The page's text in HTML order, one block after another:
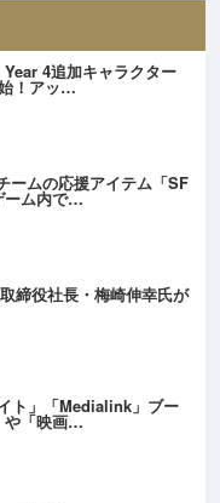
Year 4追加キャラクター
！アッ…
ームの応援アイテム「SF
ーム内で…
締役社長・梅崎伸幸氏が
ト」「Medialink」ブー
や「映画…